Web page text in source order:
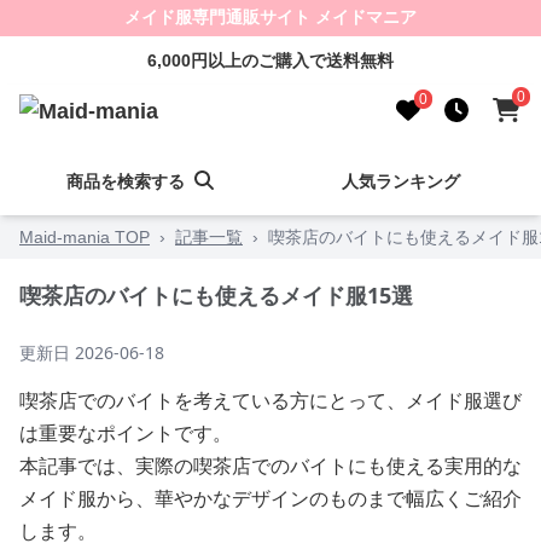
メイド服専門通販サイト メイドマニア
6,000円以上のご購入で送料無料
0 0
商品を検索する 人気ランキング
Maid-mania TOP › 記事一覧 › 喫茶店のバイトにも使えるメイド
喫茶店のバイトにも使えるメイド服15選
更新日 2026-06-18
喫茶店でのバイトを考えている方にとって、メイド服選び
は重要なポイントです。
本記事では、実際の喫茶店でのバイトにも使える実用的な
メイド服から、華やかなデザインのものまで幅広くご紹介
します。